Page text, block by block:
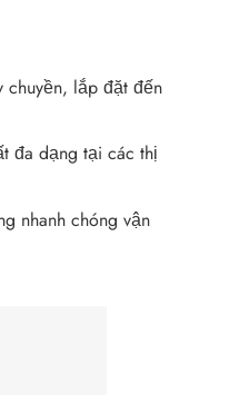
lắp đặt đến
đa dạng tại các thị
nhanh chóng vận